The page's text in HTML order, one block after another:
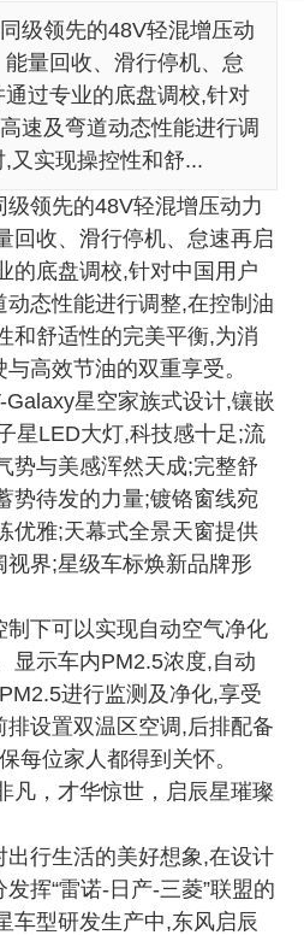
级领先的48V轻混增压动
量回收、滑行停机、怠
过专业的底盘调校,针对
速及弯道动态性能进行调
又实现操控性和舒...
级领先的48V轻混增压动力
回收、滑行停机、怠速再启
的底盘调校,针对中国用户
态性能进行调整,在控制油
和舒适性的完美平衡,为消
高效节油的双重享受。
Galaxy星空家族式设计,镶嵌
星LED大灯,科技感十足;流
势与美感浑然天成;完整舒
势待发的力量;镀铬窗线宛
优雅;天幕式全景天窗提供
界;星级车标焕新品牌形
制下可以实现自动空气净化
显示车内PM2.5浓度,自动
进行监测及净化,享受
设置双温区空调,后排配备
每位家人都得到关怀。
凡，才华惊世，启辰星璀璨
出行生活的美好想象,在设计
挥“雷诺-日产-三菱”联盟的
车型研发生产中,东风启辰